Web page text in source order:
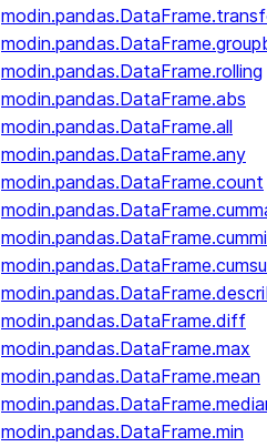
modin.pandas.DataFrame.rolling
modin.pandas.DataFrame.abs
modin.pandas.DataFrame.all
modin.pandas.DataFrame.any
modin.pandas.DataFrame.count
modin.pandas.DataFrame.diff
modin.pandas.DataFrame.max
modin.pandas.DataFrame.mean
modin.pandas.DataFrame.min